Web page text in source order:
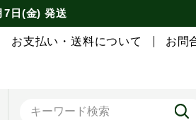
7日(金) 発送
お支払い・送料について お問